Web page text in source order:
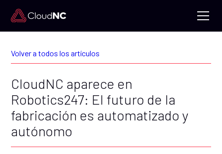
Volver a todos los artículos
CloudNC aparece en
Robotics247: El futuro de la
fabricación es automatizado y
autónomo